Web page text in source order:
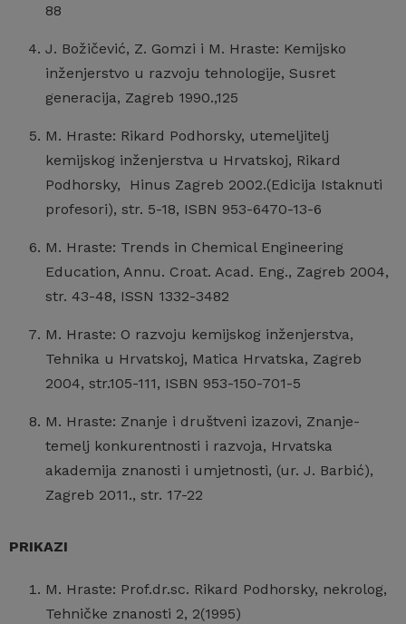
88
J. Božičević, Z. Gomzi i M. Hraste: Kemijsko
inženjerstvo u razvoju tehnologije, Susret
generacija, Zagreb 1990.,125
M. Hraste: Rikard Podhorsky, utemeljitelj
kemijskog inženjerstva u Hrvatskoj, Rikard
Podhorsky, Hinus Zagreb 2002.(Edicija Istaknuti
profesori), str. 5-18, ISBN 953-6470-13-6
M. Hraste: Trends in Chemical Engineering
Education, Annu. Croat. Acad. Eng., Zagreb 2004,
str. 43-48, ISSN 1332-3482
M. Hraste: O razvoju kemijskog inženjerstva,
Tehnika u Hrvatskoj, Matica Hrvatska, Zagreb
2004, str.105-111, ISBN 953-150-701-5
M. Hraste: Znanje i društveni izazovi, Znanje-
temelj konkurentnosti i razvoja, Hrvatska
akademija znanosti i umjetnosti, (ur. J. Barbić),
Zagreb 2011., str. 17-22
PRIKAZI
M. Hraste: Prof.dr.sc. Rikard Podhorsky, nekrolog,
Tehničke znanosti 2, 2(1995)